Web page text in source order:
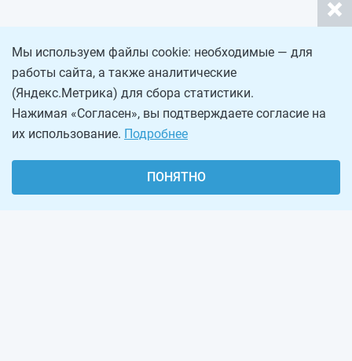
Мы используем файлы cookie: необходимые — для
работы сайта, а также аналитические
(Яндекс.Метрика) для сбора статистики.
Нажимая «Согласен», вы подтверждаете согласие на
их использование. Подробнее
ПОНЯТНО